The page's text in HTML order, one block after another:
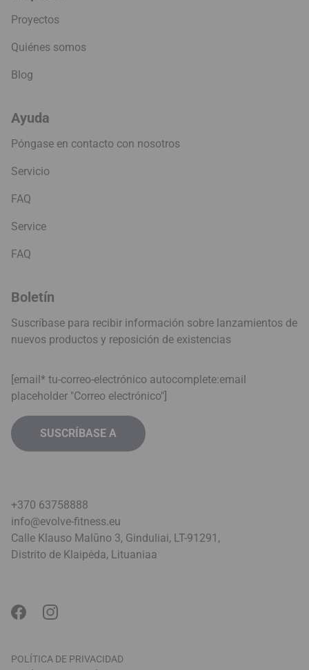
Proyectos
Quiénes somos
Blog
Ayuda
Póngase en contacto con nosotros
Servicio
FAQ
Service
FAQ
Boletín
Suscríbase para recibir información sobre lanzamientos de
nuevos productos y reposición de existencias
[email* tu-correo-electrónico autocomplete:email
placeholder "Correo electrónico"]
+370 63758888
info@evolve-fitness.eu
Calle Klauso Malūno 3, Ginduliai, LT-91291,
Distrito de Klaipėda, Lituaniaa
POLÍTICA DE PRIVACIDAD